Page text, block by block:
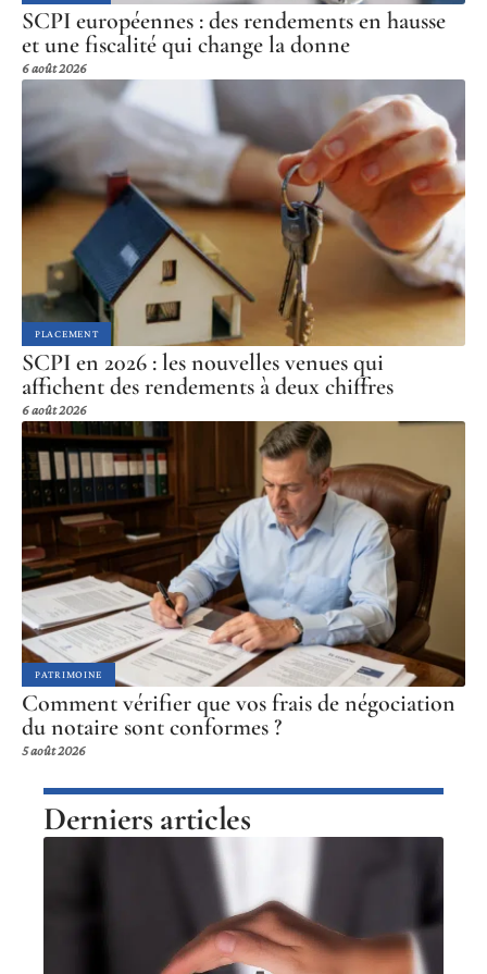
SCPI européennes : des rendements en hausse
et une fiscalité qui change la donne
6 août 2026
PLACEMENT
SCPI en 2026 : les nouvelles venues qui
affichent des rendements à deux chiffres
6 août 2026
PATRIMOINE
Comment vérifier que vos frais de négociation
du notaire sont conformes ?
5 août 2026
Derniers articles